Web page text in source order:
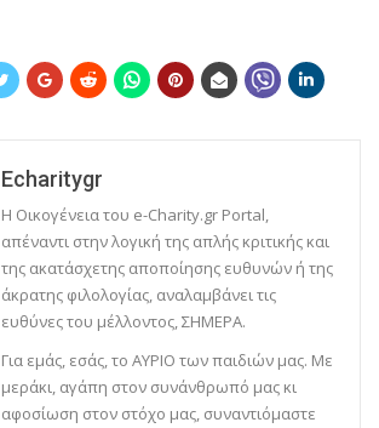
Echaritygr
Η Οικογένεια του e-Charity.gr Portal,
απέναντι στην λογική της απλής κριτικής και
της ακατάσχετης αποποίησης ευθυνών ή της
άκρατης φιλολογίας, αναλαμβάνει τις
ευθύνες του μέλλοντος, ΣΗΜΕΡΑ.
Για εμάς, εσάς, το ΑΥΡΙΟ των παιδιών μας. Με
μεράκι, αγάπη στον συνάνθρωπό μας κι
αφοσίωση στον στόχο μας, συναντιόμαστε